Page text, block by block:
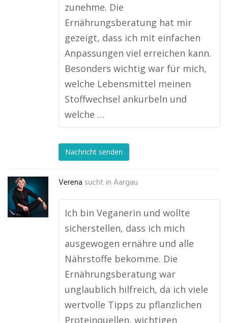
zunehme. Die
Ernährungsberatung hat mir
gezeigt, dass ich mit einfachen
Anpassungen viel erreichen kann.
Besonders wichtig war für mich,
welche Lebensmittel meinen
Stoffwechsel ankurbeln und
welche …
Nachricht senden
Verena sucht in Aargau
Ich bin Veganerin und wollte
sicherstellen, dass ich mich
ausgewogen ernähre und alle
Nährstoffe bekomme. Die
Ernährungsberatung war
unglaublich hilfreich, da ich viele
wertvolle Tipps zu pflanzlichen
Proteinquellen, wichtigen